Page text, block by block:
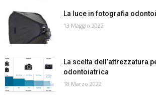
La luce in fotografia
13 Maggio 2022
La scelta dell’attrezzatura
odontoiatrica
18 Marzo 2022